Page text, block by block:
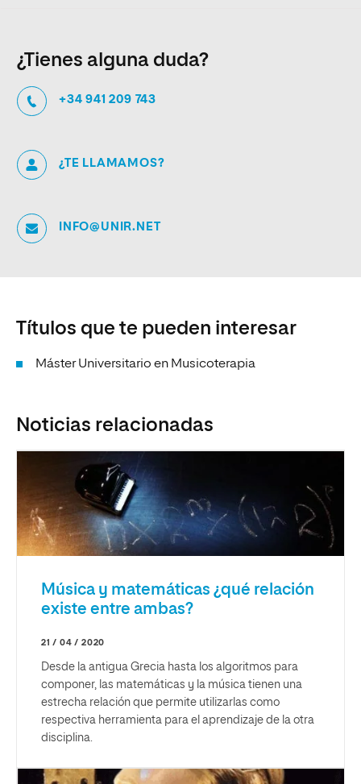
¿Tienes alguna duda?
+34 941 209 743
¿TE LLAMAMOS?
INFO@UNIR.NET
Títulos que te pueden interesar
Máster Universitario en Musicoterapia
Noticias relacionadas
Música y matemáticas ¿qué relación
existe entre ambas?
21 / 04 / 2020
Desde la antigua Grecia hasta los algoritmos para
componer, las matemáticas y la música tienen una
estrecha relación que permite utilizarlas como
respectiva herramienta para el aprendizaje de la otra
disciplina.